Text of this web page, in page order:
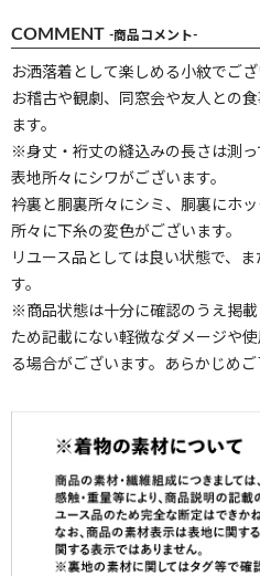
COMMENT -商品コメント-
お洒落着として楽しめる小紋でござ
お稽古や観劇、同窓会や友人との
ます。
※身丈・裄丈の縫込みの長さは測っ
表地所々にシワがございます。
衿裏と胴裏所々にシミ、胴裏にホ
所々に下糸の変色がございます。
リユース品としては良い状態で、
す。
※商品状態は十分に確認のうえ掲
ため記載にない軽微なダメージや
る場合がございます。あらかじめ